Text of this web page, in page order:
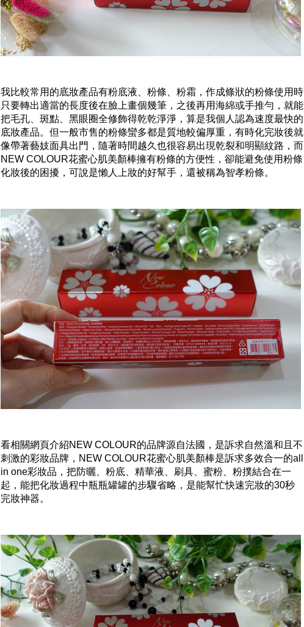
我比較常用的底妝產品有粉底液、粉條、粉霜，作成條狀的粉條使用時
只要轉出適當的長度後在臉上畫個幾筆，之後再用海綿或手推勻，就能
把毛孔、斑點、黑眼圈全修飾得乾乾淨淨，算是我個人認為速度最快的
底妝產品。但一般市售的粉條蠻多都是質地較偏厚重，有時化完妝後就
像帶著藝妓面具出門，隨著時間越久也很容易出現乾裂和明顯紋路，而
NEW COLOUR花蜜心肌美顏棒擁有粉條的方便性，卻能避免使用粉條
化妝後的困擾，可說是懶人上妝的好幫手，還被稱為智孝粉條。
看相關網頁介紹NEW COLOUR的品牌源自法國，是訴求自然溫和且不
刺激的彩妝品牌，NEW COLOUR花蜜心肌美顏棒是訴求多效合一的all
in one彩妝品，把防曬、粉底、精華液、刷具、蜜粉、粉撲結合在一
起，能把化妝過程中瓶瓶罐罐的步驟省略，是能幫忙快速完妝的30秒
完妝神器。